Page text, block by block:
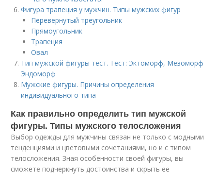
Фигура трапеция у мужчин. Типы мужских фигур
Перевернутый треугольник
Прямоугольник
Трапеция
Овал
Тип мужской фигуры тест. Тест: Эктоморф, Мезоморф
Эндоморф
Мужские фигуры. Причины определения
индивидуального типа
Как правильно определить тип мужской
фигуры. Типы мужского телосложения
Выбор одежды для мужчины связан не только с модными
тенденциями и цветовыми сочетаниями, но и с типом
телосложения. Зная особенности своей фигуры, вы
сможете подчеркнуть достоинства и скрыть её